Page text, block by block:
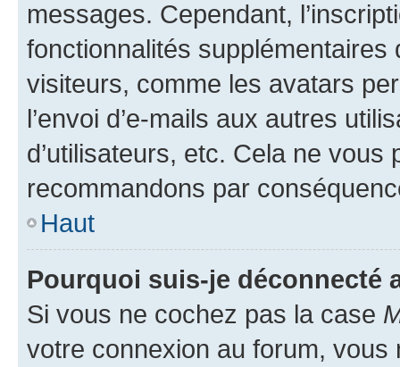
messages. Cependant,
fonctionnalités
visiteurs, comme les avatars
l’envoi d’e-mails aux autres
d’utilisateurs, etc. Cela ne vous
recommandons par
Haut
Pourquoi suis-je déconnecté
Si vous ne cochez pas la case
votre connexion au forum,